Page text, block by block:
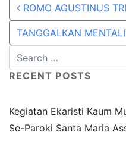
on
WhatsApp
on
Facebook
Post
ROMO AGUSTINUS
TANGGALKAN
RECENT POSTS
Kegiatan Ekaristi Kaum
Se-Paroki Santa Maria